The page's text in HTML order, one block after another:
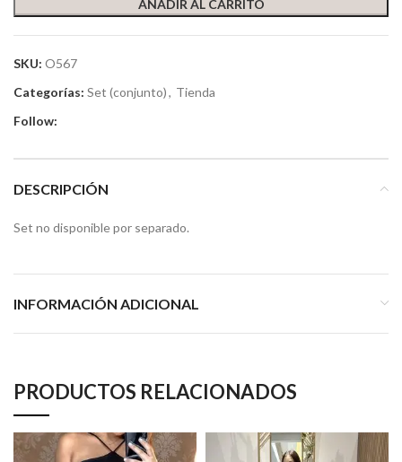
AÑADIR AL CARRITO
SKU: O567
Categorías: Set (conjunto), Tienda
Follow:
DESCRIPCIÓN
Set no disponible por separado.
INFORMACIÓN ADICIONAL
PRODUCTOS RELACIONADOS